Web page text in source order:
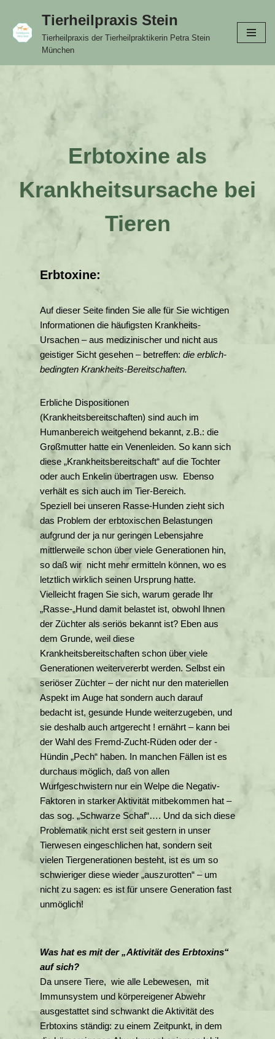
Zum
Tierheilpraxis Stein
Tierheilpraxis der Tierheilpraktikerin Petra Stein
München
Erbtoxine als
Krankheitsursache bei
Tieren
Erbtoxine:
Auf dieser Seite finden Sie alle für Sie wichtigen
Informationen die häufigsten Krankheits-
Ursachen – aus medizinischer und nicht aus
geistiger Sicht gesehen – betreffen: die erblich-
bedingten Krankheits-Bereitschaften.
Erbliche Dispositionen
(Krankheitsbereitschaften) sind auch im
Humanbereich weitgehend bekannt, z.B.: die
Großmutter hatte ein Venenleiden. So kann sich
diese „Krankheitsbereitschaft“ auf die Tochter
oder auch Enkelin übertragen usw. Ebenso
verhält es sich auch im Tier-Bereich.
Speziell bei unseren Rasse-Hunden zieht sich
das Problem der erbtoxischen Belastungen
aufgrund der ja nur geringen Lebensjahre
mittlerweile schon über viele Generationen hin,
so daß wir nicht mehr ermitteln können, wo es
letztlich wirklich seinen Ursprung hatte.
Vielleicht fragen Sie sich, warum gerade Ihr
„Rasse-„Hund damit belastet ist, obwohl Ihnen
der Züchter als seriös bekannt ist? Eben aus
dem Grunde, weil diese
Krankheitsbereitschaften schon über viele
Generationen weitervererbt werden. Selbst ein
seriöser Züchter – der nicht nur den materiellen
Aspekt im Auge hat sondern auch darauf
bedacht ist, gesunde Hunde weiterzugeben, und
sie deshalb auch artgerecht ! ernährt – kann bei
der Wahl des Fremd-Zucht-Rüden oder der -
Hündin „Pech“ haben. In manchen Fällen ist es
durchaus möglich, daß von allen
Wurfgeschwistern nur ein Welpe die Negativ-
Faktoren in starker Aktivität mitbekommen hat –
das sog. „Schwarze Schaf“…. Und da sich diese
Problematik nicht erst seit gestern in unser
Tierwesen eingeschlichen hat, sondern seit
vielen Tiergenerationen besteht, ist es um so
schwieriger diese wieder „auszurotten“ – um
nicht zu sagen: es ist für unsere Generation fast
unmöglich!
Was hat es mit der „Aktivität des Erbtoxins“
auf sich?
Da unsere Tiere, wie alle Lebewesen, mit
Immunsystem und körpereigener Abwehr
ausgestattet sind schwankt die Aktivität des
Erbtoxins ständig: zu einem Zeitpunkt, in dem